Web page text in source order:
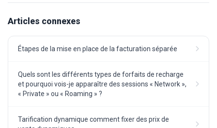
Articles connexes
Étapes de la mise en place de la facturation séparée
Quels sont les différents types de forfaits de recharge
et pourquoi vois-je apparaître des sessions « Network »,
« Private » ou « Roaming » ?
Tarification dynamique comment fixer des prix de